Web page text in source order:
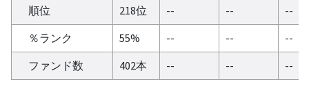
順位
218位 -- --
--
％ランク
55% -- --
--
ファンド数
402本 -- -- --